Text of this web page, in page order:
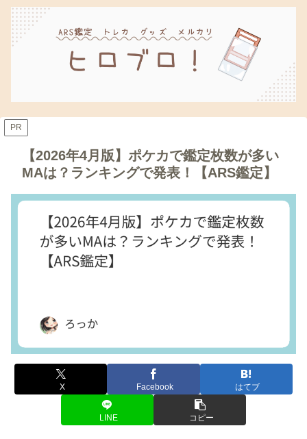
PR
【2026年4月版】ポケカで鑑定枚数が多い
MAは？ランキングで発表！【ARS鑑定】
X Facebook はてブ
LINE コピー